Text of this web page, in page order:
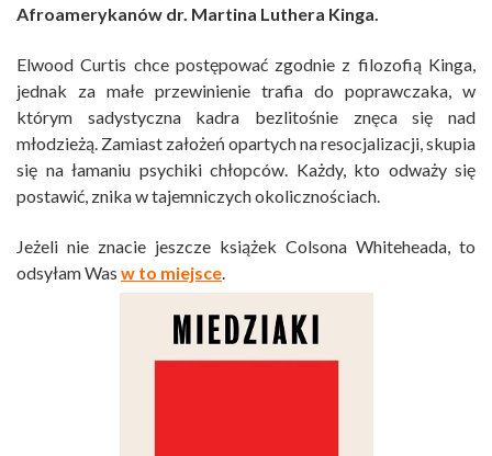
Afroamerykanów dr. Martina Luthera Kinga.
Elwood Curtis chce postępować zgodnie z filozofią Kinga,
jednak za małe przewinienie trafia do poprawczaka, w
którym sadystyczna kadra bezlitośnie znęca się nad
młodzieżą. Zamiast założeń opartych na resocjalizacji, skupia
się na łamaniu psychiki chłopców. Każdy, kto odważy się
postawić, znika w tajemniczych okolicznościach.
Jeżeli nie znacie jeszcze książek Colsona Whiteheada, to
odsyłam Was w to miejsce.